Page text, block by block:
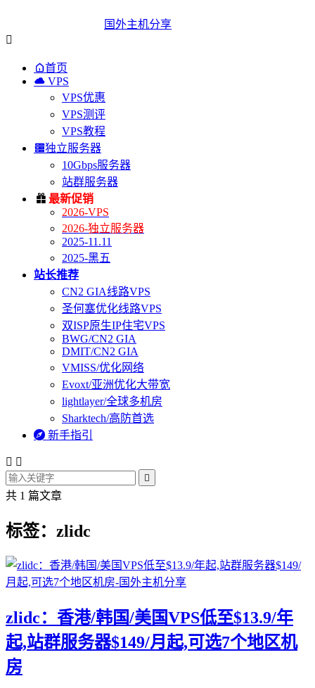
国外主机分享

首页
 VPS
VPS优惠
VPS测评
VPS教程
独立服务器
10Gbps服务器
站群服务器
 最新促销
2026-VPS
2026-独立服务器
2025-11.11
2025-黑五
站长推荐
CN2 GIA线路VPS
圣何塞优化线路VPS
双ISP原生IP住宅VPS
BWG/CN2 GIA
DMIT/CN2 GIA
VMISS/优化网络
Evoxt/亚洲优化大带宽
lightlayer/全球多机房
Sharktech/高防首选
 新手指引
 

共 1 篇文章
标签：zlidc
zlidc：香港/韩国/美国VPS低至$13.9/年
起,站群服务器$149/月起,可选7个地区机
房